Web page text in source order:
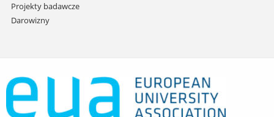
Projekty badawcze
Darowizny